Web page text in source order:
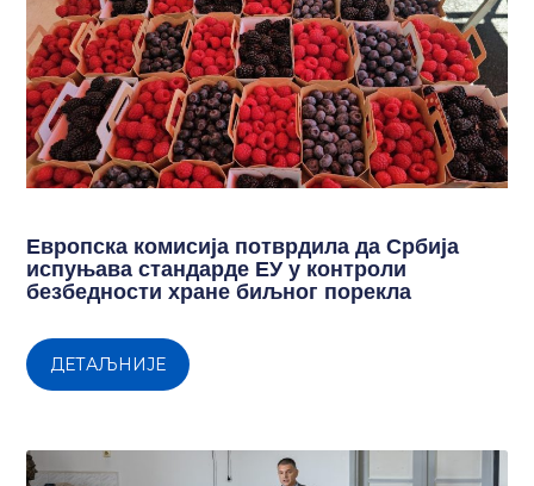
Европска комисија потврдила да Србија
испуњава стандарде ЕУ у контроли
безбедности хране биљног порекла
ДЕТАЉНИЈЕ